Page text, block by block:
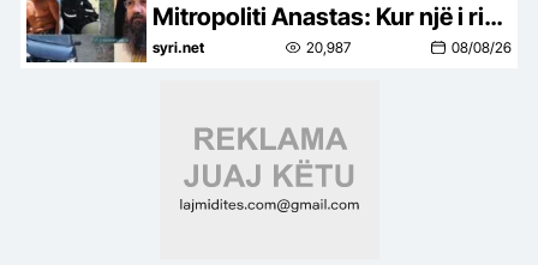
Mitropoliti Anastas: Kur një i ri
vret një të ri, shoqëria qan për të
syri.net 20,987 08/08/26